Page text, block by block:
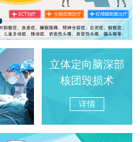
立体定向脑深部
核团毁损术
详情